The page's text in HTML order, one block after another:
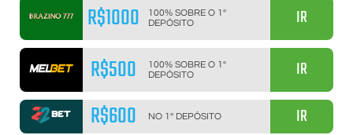
R$1000
100% SOBRE O 1º
DEPÓSITO
IR
R$500
100% SOBRE O 1º
DEPÓSITO
IR
R$600 NO 1º DEPÓSITO IR